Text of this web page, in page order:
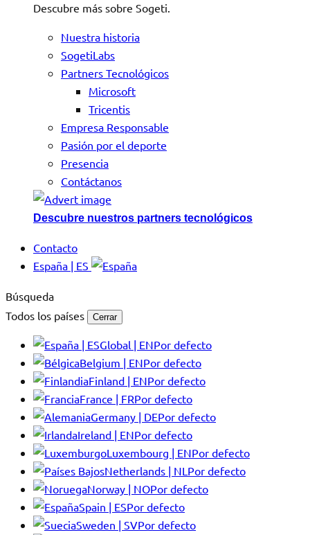
Descubre más sobre Sogeti.
Nuestra historia
SogetiLabs
Partners Tecnológicos
Microsoft
Tricentis
Empresa Responsable
Pasión por el deporte
Presencia
Contáctanos
Descubre nuestros partners tecnológicos
Contacto
España | ES
Búsqueda
Todos los países
Cerrar
Global | ENPor defecto
Belgium | ENPor defecto
Finland | ENPor defecto
France | FRPor defecto
Germany | DEPor defecto
Ireland | ENPor defecto
Luxembourg | ENPor defecto
Netherlands | NL Por defecto
Norway | NOPor defecto
Spain | ESPor defecto
Sweden | SVPor defecto